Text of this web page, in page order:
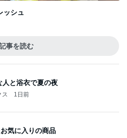
ッシュ
事を読む
人と浴衣で夏の夜
ス 1日前
気に入りの商品